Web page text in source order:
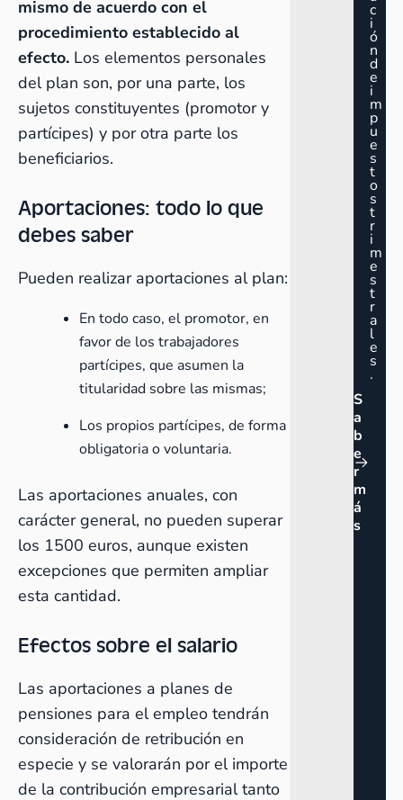
mismo de acuerdo con el
procedimiento establecido al
efecto. Los elementos personales
del plan son, por una parte, los
sujetos constituyentes (promotor y
partícipes) y por otra parte los
beneficiarios.
Aportaciones: todo lo que
debes saber
Pueden realizar aportaciones al plan:
En todo caso, el promotor, en
favor de los trabajadores
partícipes, que asumen la
titularidad sobre las mismas;
Los propios partícipes, de forma
obligatoria o voluntaria.
Las aportaciones anuales, con
carácter general, no pueden superar
los 1500 euros, aunque existen
excepciones que permiten ampliar
esta cantidad.
Efectos sobre el salario
Las aportaciones a planes de
pensiones para el empleo tendrán
consideración de retribución en
especie y se valorarán por el importe
de la contribución empresarial tanto
c
i
ó
n
d
e
i
m
p
u
e
s
t
o
s
t
r
i
m
e
s
t
r
a
l
e
s
.
S
a
b
e
r
m
á
s